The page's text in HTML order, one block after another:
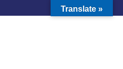
Translate »